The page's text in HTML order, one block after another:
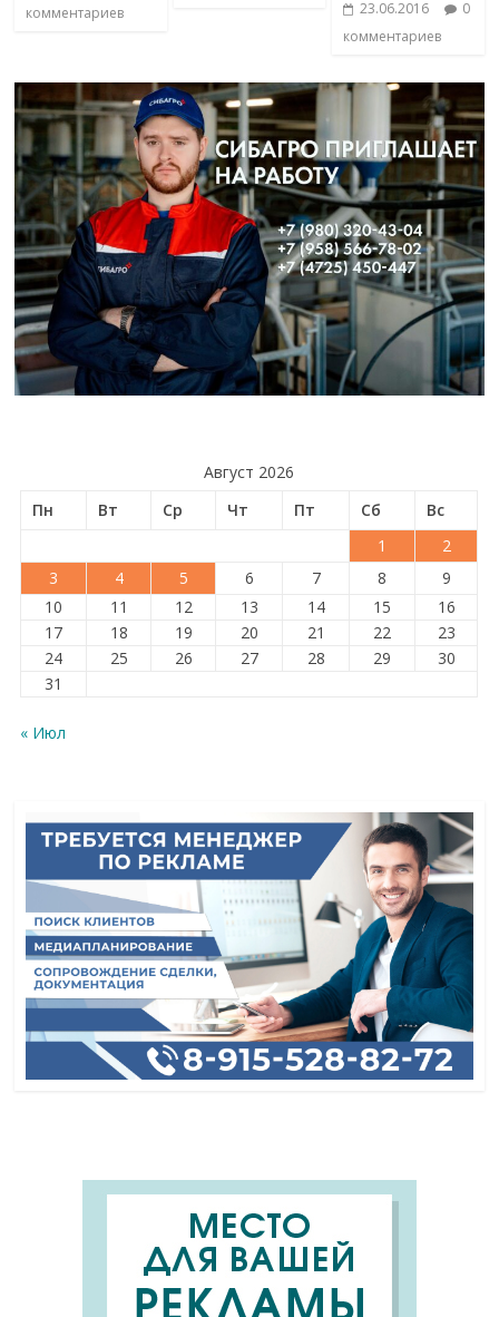
комментариев 23.06.2016
0
комментариев
Август 2026
Пн
Вт Ср Чт Пт Сб
Вс
1
2
3
4 5 6 7 8
9
10
11 12 13 14 15
16
17
18 19 20 21 22
23
24
25 26 27 28 29
30
31
« Июл